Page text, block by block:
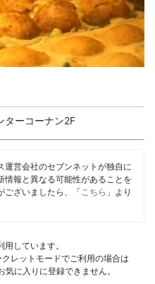
ターコーナン2F
運営会社のセブンネットが独自に
報と異なる可能性があることを
ございましたら、「 こちら 」より
用しています。
レットモードでご利用の場合は
に入りに登録できません。